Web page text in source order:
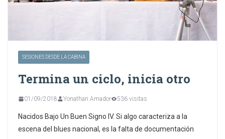
SESIONES DESDE LA CABINA
Termina un ciclo, inicia otro
01/09/2018 Yonathan Amador 536 visitas
Nacidos Bajo Un Buen Signo IV. Si algo caracteriza a la
escena del blues nacional, es la falta de documentación